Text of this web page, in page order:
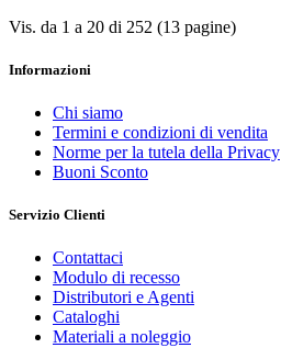
Vis. da 1 a 20 di 252 (13 pagine)
Informazioni
Chi siamo
Termini e condizioni di vendita
Norme per la tutela della Privacy
Buoni Sconto
Servizio Clienti
Contattaci
Modulo di recesso
Distributori e Agenti
Cataloghi
Materiali a noleggio